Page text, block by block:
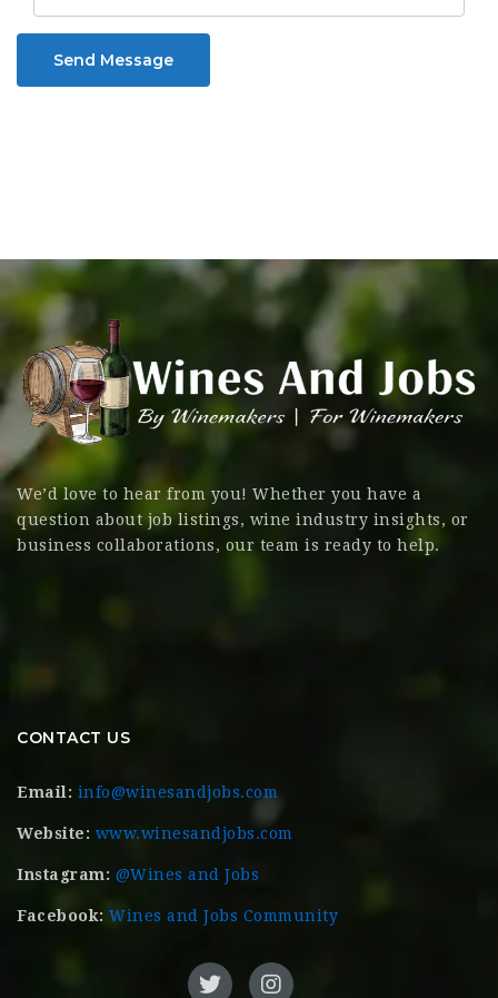
Send Message
We’d love to hear from you! Whether you have a
question about job listings, wine industry insights, or
business collaborations, our team is ready to help.
CONTACT US
Email: info@winesandjobs.com
Website: www.winesandjobs.com
Instagram: @Wines and Jobs
Facebook: Wines and Jobs Community